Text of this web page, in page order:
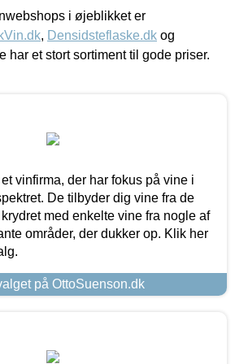
i øjeblikket er
, Densidsteflaske.dk og
har et stort sortiment til gode priser.
vinfirma, der har fokus på vine i
De tilbyder dig vine fra de
med enkelte vine fra nogle af
områder, der dukker op. Klik her
på OttoSuenson.dk